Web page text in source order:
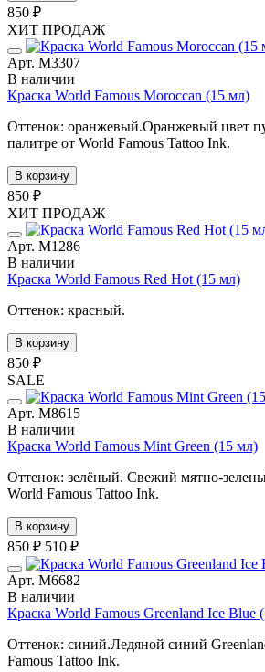
850 ₽
ХИТ ПРОДАЖ
Арт. М3307
В наличии
Краска World Famous Moroccan (15 мл)
Оттенок: оранжевый.Оранжевый цвет
палитре от World Famous Tattoo Ink.
В корзину
850 ₽
ХИТ ПРОДАЖ
Арт. М1286
В наличии
Краска World Famous Red Hot (15 мл)
Оттенок: красный.
В корзину
850 ₽
SALE
Арт. М8615
В наличии
Краска World Famous Mint Green (15 мл)
Оттенок: зелёный. Свежий мятно-
World Famous Tattoo Ink.
В корзину
850 ₽ 510 ₽
Арт. М6682
В наличии
Краска World Famous Greenland Ice Blue
Оттенок: синий.Ледяной синий
Famous Tattoo Ink.